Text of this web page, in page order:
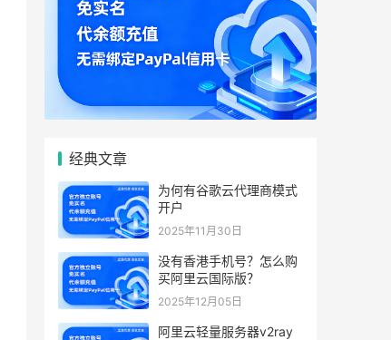
经典文章
为何有谷歌云代理商模式
开户
2025年11月30日
没有香港手机号？怎么购
买阿里云国际版？
2025年12月05日
阿里云轻量服务器v2ray